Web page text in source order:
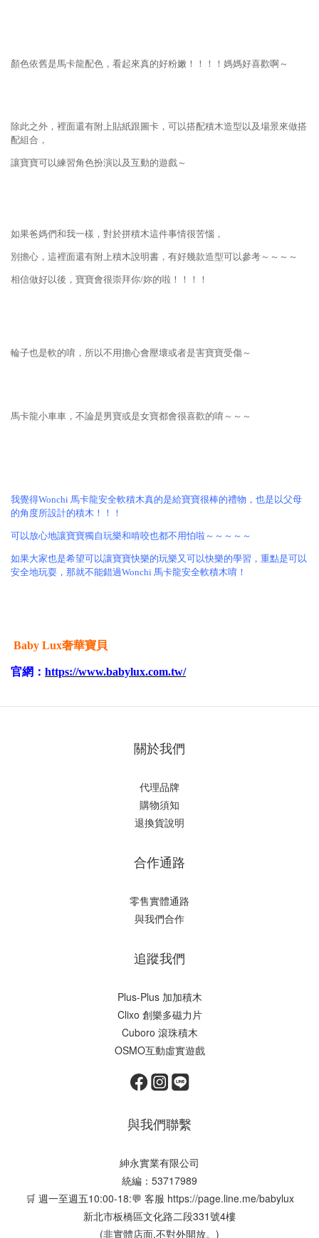
顏色依舊是馬卡龍配色，看起來真的好粉嫩！！！！媽媽好喜歡啊～
除此之外，裡面還有附上貼紙跟圖卡，可以搭配積木造型以及場景來做搭
配組合，
讓寶寶可以練習角色扮演以及互動的遊戲～
如果爸媽們和我一樣，對於拼積木這件事情很苦惱，
別擔心，這裡面還有附上積木說明書，有好幾款造型可以參考～～～～
相信做好以後，寶寶會很崇拜你/妳的啦！！！！
輪子也是軟的唷，所以不用擔心會壓壞或者是害寶寶受傷～
馬卡龍小車車，不論是男寶或是女寶都會很喜歡的唷～～～
我覺得Wonchi 馬卡龍安全軟積木真的是給寶寶很棒的禮物，也是以父母
的角度所設計的積木！！！
可以放心地讓寶寶獨自玩樂和啃咬也都不用怕啦～～～～～
如果大家也是希望可以讓寶寶快樂的玩樂又可以快樂的學習，重點是可以
安全地玩耍，那就不能錯過Wonchi 馬卡龍安全軟積木唷！
Baby Lux奢華寶貝
官網： https://www.babylux.com.tw/
關於我們
代理品牌
購物須知
退換貨說明
合作通路
零售實體通路
與我們合作
追蹤我們
Plus-Plus 加加積木
Clixo 創樂多磁力片
Cuboro 滾珠積木
OSMO互動虛實遊戲
與我們聯繫
紳永實業有限公司
統編：53717989
🛒 週一至週五10:00-18:💬 客服 https://page.line.me/babylux
新北市板橋區文化路二段331號4樓
(非實體店面,不對外開放。)